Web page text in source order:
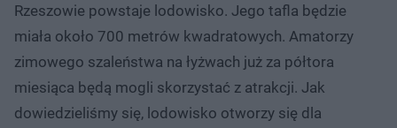
Rzeszowie powstaje lodowisko. Jego tafla będzie
miała około 700 metrów kwadratowych. Amatorzy
zimowego szaleństwa na łyżwach już za półtora
miesiąca będą mogli skorzystać z atrakcji. Jak
dowiedzieliśmy się, lodowisko otworzy się dla